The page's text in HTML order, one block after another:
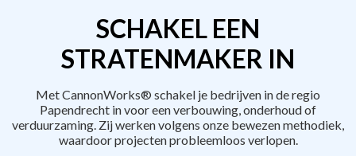
SCHAKEL EEN
STRATENMAKER IN
Met CannonWorks® schakel je bedrijven in de regio
Papendrecht in voor een verbouwing, onderhoud of
verduurzaming. Zij werken volgens onze bewezen methodiek,
waardoor projecten probleemloos verlopen.